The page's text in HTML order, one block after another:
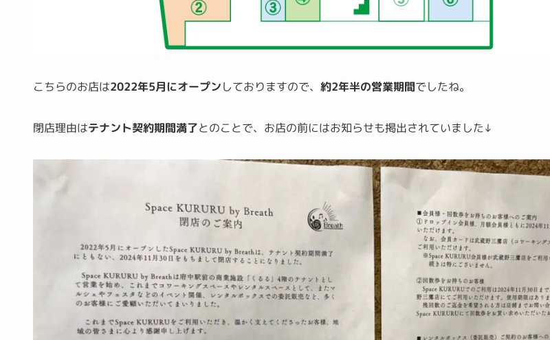
こちらのお店は2022年5月にオープンしておりますので、約2年半の営業期間でしたね。
閉店理由はテナント契約期間満了とのことで、お店の前にはお知らせも掲出されていました↓